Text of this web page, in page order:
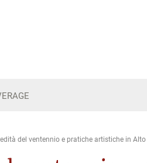
del ventennio e pratiche artistiche in